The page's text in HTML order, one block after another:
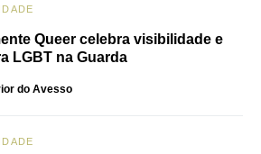
Queer celebra visibilidade e
LGBT na Guarda
do Avesso